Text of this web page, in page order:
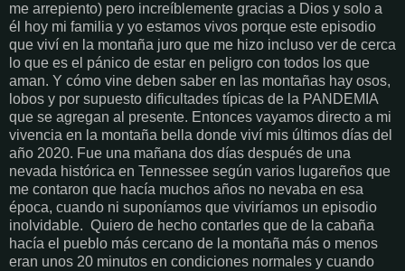
me arrepiento) pero increíblemente gracias a Dios y solo a
él hoy mi familia y yo estamos vivos porque este episodio
que viví en la montaña juro que me hizo incluso ver de cerca
lo que es el pánico de estar en peligro con todos los que
aman. Y cómo vine deben saber en las montañas hay osos,
lobos y por supuesto dificultades típicas de la PANDEMIA
que se agregan al presente. Entonces vayamos directo a mi
vivencia en la montaña bella donde viví mis últimos días del
año 2020. Fue una mañana dos días después de una
nevada histórica en Tennessee según varios lugareños que
me contaron que hacía muchos años no nevaba en esa
época, cuando ni suponíamos que viviríamos un episodio
inolvidable. Quiero de hecho contarles que de la cabaña
hacía el pueblo más cercano de la montaña más o menos
eran unos 20 minutos en condiciones normales y cuando